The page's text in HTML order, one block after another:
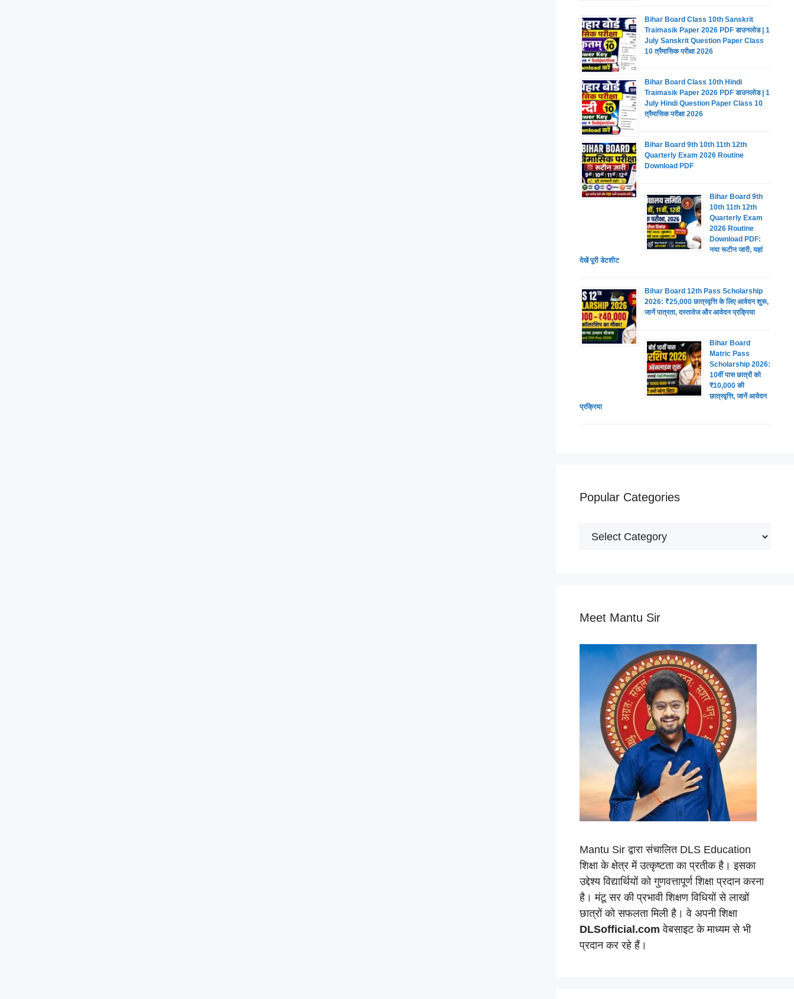
Bihar Board Class 10th Sanskrit
Traimasik Paper 2026 PDF डाउनलोड | 1
July Sanskrit Question Paper Class
10 त्रैमासिक परीक्षा 2026
Bihar Board Class 10th Hindi
Traimasik Paper 2026 PDF डाउनलोड | 1
July Hindi Question Paper Class 10
त्रैमासिक परीक्षा 2026
Bihar Board 9th 10th 11th 12th
Quarterly Exam 2026 Routine
Download PDF
Bihar Board 9th
10th 11th 12th
Quarterly Exam
2026 Routine
Download PDF:
नया रूटीन जारी, यहां
देखें पूरी डेटशीट
Bihar Board 12th Pass Scholarship
2026: ₹25,000 छात्रवृत्ति के लिए आवेदन शुरू,
जानें पात्रता, दस्तावेज और आवेदन प्रक्रिया
Bihar Board
Matric Pass
Scholarship 2026:
10वीं पास छात्रों को
₹10,000 की
छात्रवृत्ति, जानें आवेदन
प्रक्रिया
Popular Categories
Popular
Meet Mantu Sir
Mantu Sir द्वारा संचालित DLS Education
शिक्षा के क्षेत्र में उत्कृष्टता का प्रतीक है। इसका
उद्देश्य विद्यार्थियों को गुणवत्तापूर्ण शिक्षा प्रदान करना
है। मंटू सर की प्रभावी शिक्षण विधियों से लाखों
छात्रों को सफलता मिली है। वे अपनी शिक्षा
DLSofficial.com वेबसाइट के माध्यम से भी
प्रदान कर रहे हैं।